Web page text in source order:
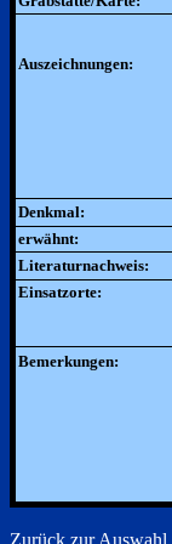
Auszeichnungen:
Denkmal:
erwähnt:
Literaturnachweis:
Einsatzorte:
Bemerkungen:
Zurück zur Auswahl